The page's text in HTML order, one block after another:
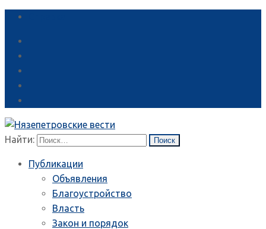
Найти:
Публикации
Объявления
Благоустройство
Власть
Закон и порядок